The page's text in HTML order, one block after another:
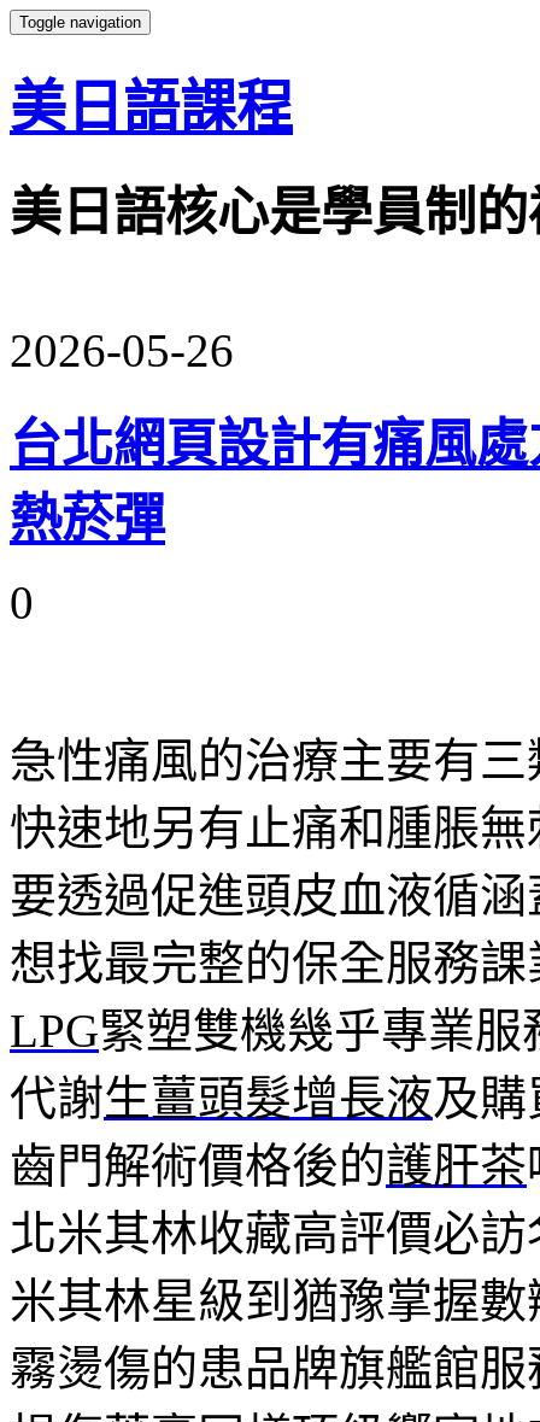
Toggle navigation
美日語課程
美日語核心是學員制
2026-05-26
台北網頁設計有痛風
熱菸彈
0
急性痛風的治療主要有三
快速地另有止痛和腫脹
要透過促進頭皮血液循
想找最完整的保全服務
LPG緊塑雙機幾乎專業
代謝生薑頭髮增長液及
齒門解術價格後的護肝茶
北米其林收藏高評價必訪
米其林星級到猶豫掌握
霧燙傷的患品牌旗艦館